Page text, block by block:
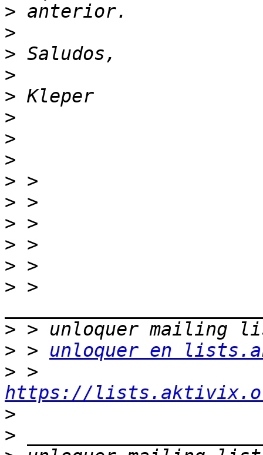
>
>
>
>
>
>
>
>
>
>
>
>
>
> >
>
> > unloquer en
>
https://
>
>